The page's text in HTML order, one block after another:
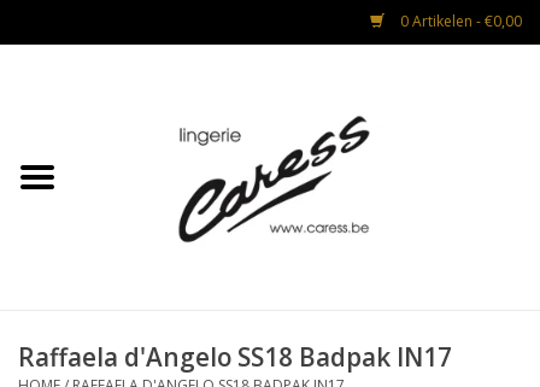
0 Artikelen - €0,00
Lingerie
Raffaela d'Angelo SS18 Badpak IN17